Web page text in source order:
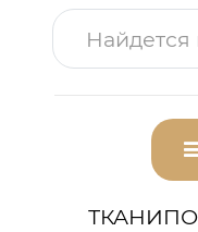
ТКАНИ